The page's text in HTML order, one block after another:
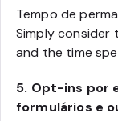
Tempo de
Simply consider
and the time
5. Opt-ins por
formulários e